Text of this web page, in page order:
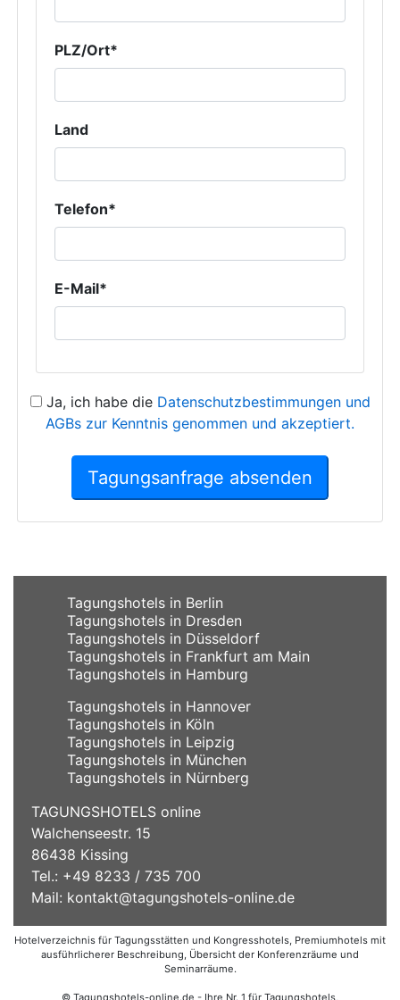
PLZ/Ort*
Land
Telefon*
E-Mail*
Ja, ich habe die Datenschutzbestimmungen und
AGBs zur Kenntnis genommen und akzeptiert.
Tagungsanfrage absenden
Tagungshotels in Berlin
Tagungshotels in Dresden
Tagungshotels in Düsseldorf
Tagungshotels in Frankfurt am Main
Tagungshotels in Hamburg
Tagungshotels in Hannover
Tagungshotels in Köln
Tagungshotels in Leipzig
Tagungshotels in München
Tagungshotels in Nürnberg
TAGUNGSHOTELS online
Walchenseestr. 15
86438 Kissing
Tel.: +49 8233 / 735 700
Mail: kontakt@tagungshotels-online.de
Hotelverzeichnis für Tagungsstätten und Kongresshotels, Premiumhotels mit
ausführlicherer Beschreibung, Übersicht der Konferenzräume und
Seminarräume.